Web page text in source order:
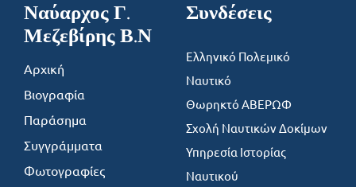
Ναύαρχος Γ.
Μεζεβίρης Β.Ν
Αρχική
Βιογραφία
Παράσημα
Συγγράμματα
Φωτογραφίες
Συνδέσεις
Ελληνικό Πολεμικό
Ναυτικό
Θωρηκτό ΑΒΕΡΩΦ
Σχολή Ναυτικών Δοκίμων
Υπηρεσία Ιστορίας
Ναυτικού